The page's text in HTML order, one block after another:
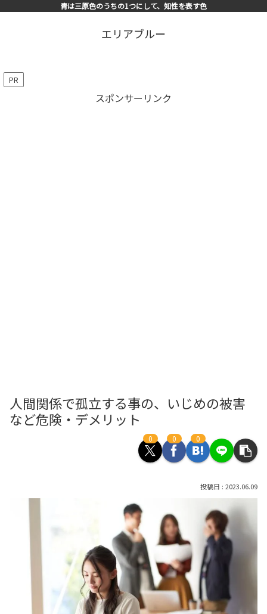
青は三原色のうちの1つにして、知性を表す色
エリアブルー
PR
スポンサーリンク
人間関係で孤立する事の、いじめの被害
など危険・デメリット
0 0 0
2023.06.09